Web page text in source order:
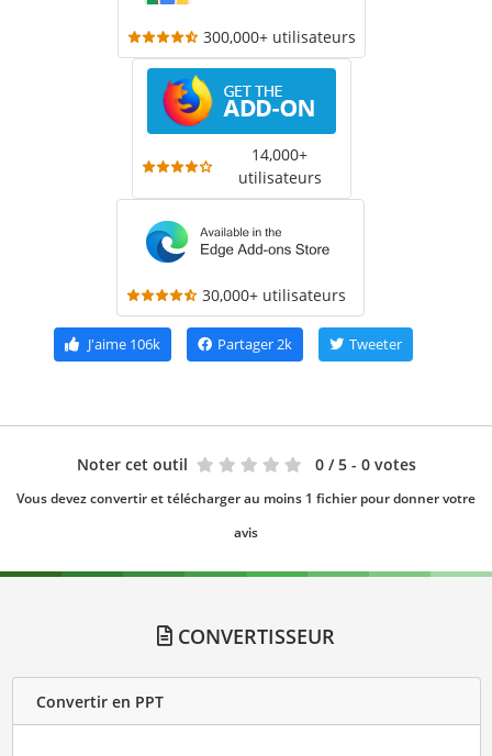
300,000+ utilisateurs
14,000+
utilisateurs
30,000+ utilisateurs
J'aime106k Partager2k Tweeter
Noter cet outil 0 / 5 - 0 votes
Vous devez convertir et télécharger au moins 1 fichier pour donner votre
avis
CONVERTISSEUR
Convertir en PPT